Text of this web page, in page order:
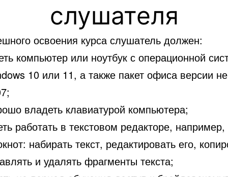
слушателя
освоения курса слушатель должен:
компьютер или ноутбук с операционной
10 или 11, а также пакет офиса версии
владеть клавиатурой компьютера;
работать в текстовом редакторе, например,
набирать текст, редактировать его,
и удалять фрагменты текста;